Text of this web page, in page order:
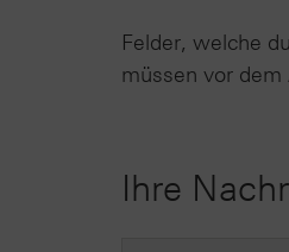
Felder, welche
müssen vor dem
Ihre